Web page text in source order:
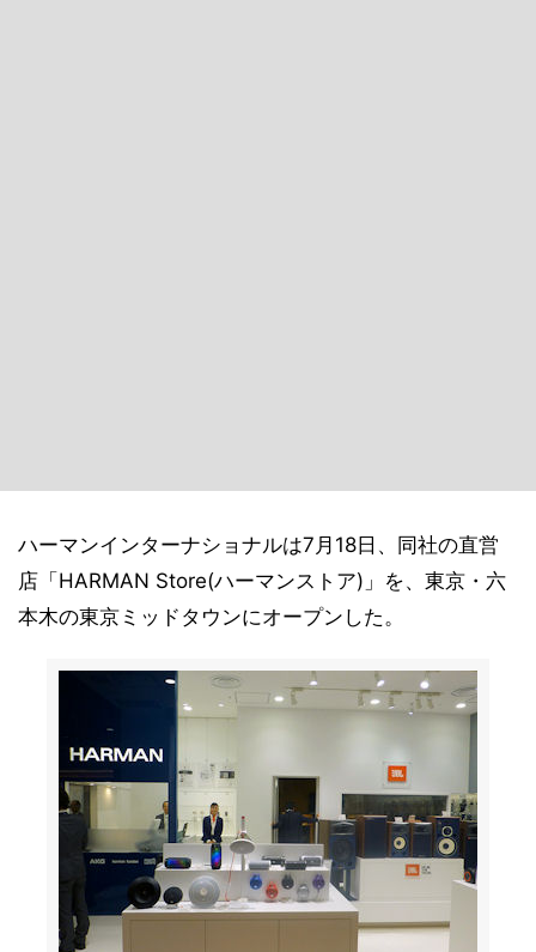
ハーマンインターナショナルは7月18日、同社の直営
店「HARMAN Store(ハーマンストア)」を、東京・六
本木の東京ミッドタウンにオープンした。